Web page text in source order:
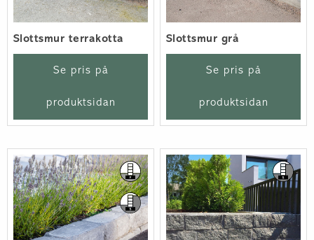
Slottsmur terrakotta
Se pris på
produktsidan
Slottsmur grå
Se pris på
produktsidan